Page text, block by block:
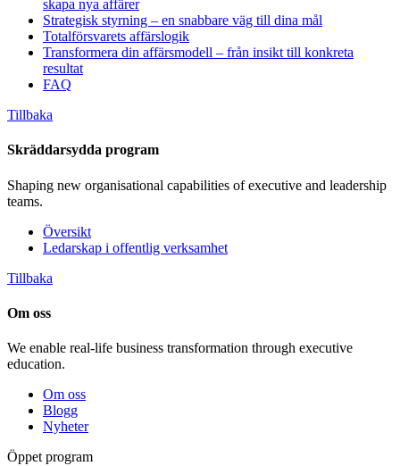
skapa nya affärer
Strategisk styrning – en snabbare väg till dina mål
Totalförsvarets affärslogik
Transformera din affärsmodell – från insikt till konkreta
resultat
FAQ
Tillbaka
Skräddarsydda program
Shaping new organisational capabilities of executive and leadership
teams.
Översikt
Ledarskap i offentlig verksamhet
Tillbaka
Om oss
We enable real-life business transformation through executive
education.
Om oss
Blogg
Nyheter
Öppet program